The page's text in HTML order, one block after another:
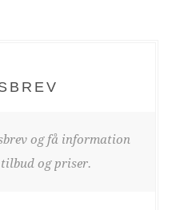
og få information
tilbud og priser.